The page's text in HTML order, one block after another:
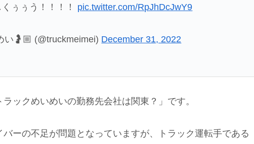
ぅぅう！！！！ pic.twitter.com/RpJhDcJwY9
🤰🏼 (@truckmeimei) December 31, 2022
ックめいめいの勤務先会社は関東？」です。
ーの不足が問題となっていますが、トラック運転手であ